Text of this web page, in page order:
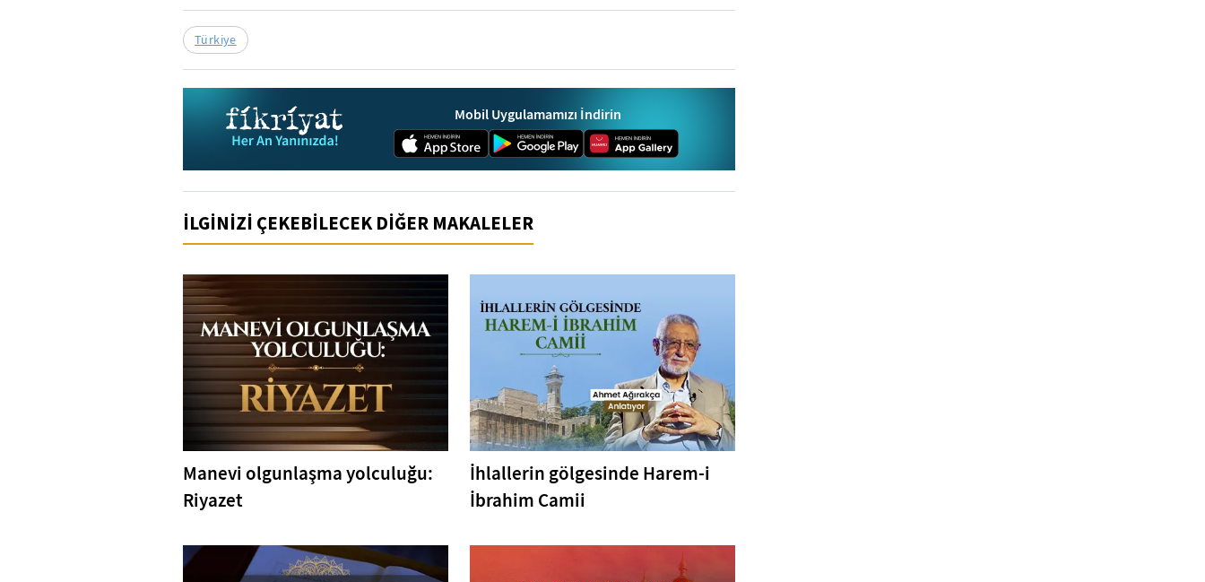
Türkiye
Mobil Uygulamamızı İndirin
İLGİNİZİ ÇEKEBİLECEK DİĞER MAKALELER
Manevi olgunlaşma yolculuğu:
Riyazet
İhlallerin gölgesinde Harem-i
İbrahim Camii